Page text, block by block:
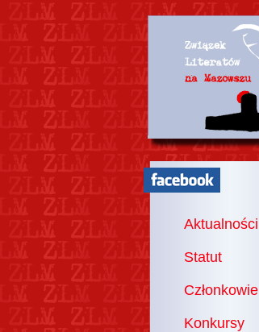
Aktualności
Statut
Członkowie
Konkursy